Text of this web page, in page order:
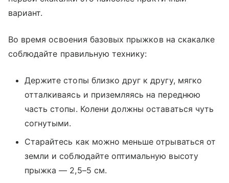
вариант.
Во время освоения базовых прыжков на скакалке
соблюдайте правильную технику:
Держите стопы близко друг к другу, мягко
отталкиваясь и приземляясь на переднюю
часть стопы. Колени должны оставаться чуть
согнутыми.
Старайтесь как можно меньше отрываться от
земли и соблюдайте оптимальную высоту
прыжка ― 2,5–5 см.